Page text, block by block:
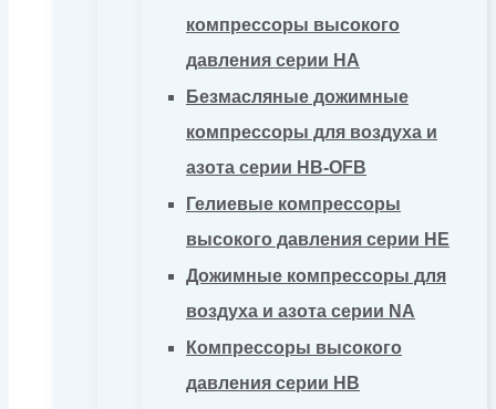
компрессоры высокого
давления серии HA
Безмасляные дожимные
компрессоры для воздуха и
азота серии HB-OFB
Гелиевые компрессоры
высокого давления серии HE
Дожимные компрессоры для
воздуха и азота серии NA
Компрессоры высокого
давления серии HB